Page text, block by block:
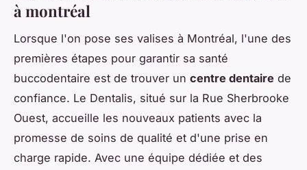
à montréal
Lorsque l'on pose ses valises à Montréal, l'une des
premières étapes pour garantir sa santé
buccodentaire est de trouver un centre dentaire de
confiance. Le Dentalis, situé sur la Rue Sherbrooke
Ouest, accueille les nouveaux patients avec la
promesse de soins de qualité et d'une prise en
charge rapide. Avec une équipe dédiée et des